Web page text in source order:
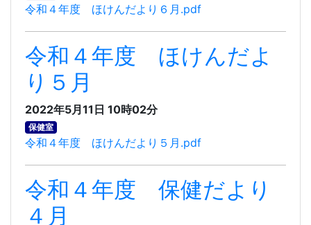
令和４年度 ほけんだより６月.pdf
令和４年度 ほけんだよ
り５月
2022年5月11日 10時02分
保健室
令和４年度 ほけんだより５月.pdf
令和４年度 保健だより
４月